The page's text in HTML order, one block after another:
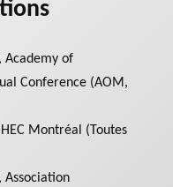
Academy of
Conference (AOM,
Montréal (Toutes
Association